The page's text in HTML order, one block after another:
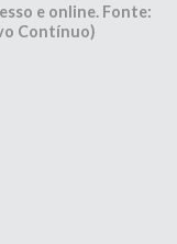
e online. Fonte:
Contínuo)